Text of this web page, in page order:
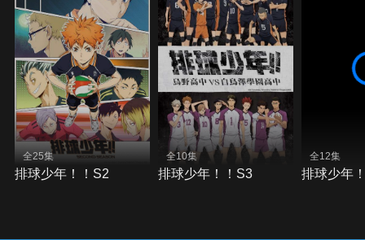
全25集
排球少年！！S2
全10集
排球少年！！S3
全12集
排球少年